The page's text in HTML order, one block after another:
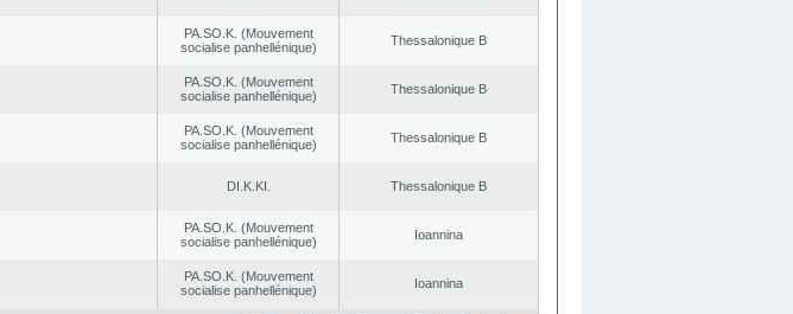
PA.SO.K. (Mouvement
socialise panhellénique)
Thessalonique B
PA.SO.K. (Mouvement
socialise panhellénique)
Thessalonique B
PA.SO.K. (Mouvement
socialise panhellénique)
Thessalonique B
DI.K.KI. Thessalonique B
PA.SO.K. (Mouvement
socialise panhellénique)
Ioannina
PA.SO.K. (Mouvement
socialise panhellénique)
Ioannina